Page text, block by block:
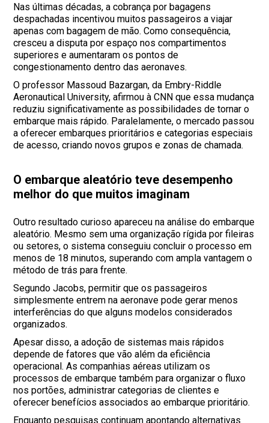
Nas últimas décadas, a cobrança por bagagens
despachadas incentivou muitos passageiros a viajar
apenas com bagagem de mão. Como consequência,
cresceu a disputa por espaço nos compartimentos
superiores e aumentaram os pontos de
congestionamento dentro das aeronaves.
O professor Massoud Bazargan, da Embry-Riddle
Aeronautical University, afirmou à CNN que essa mudança
reduziu significativamente as possibilidades de tornar o
embarque mais rápido. Paralelamente, o mercado passou
a oferecer embarques prioritários e categorias especiais
de acesso, criando novos grupos e zonas de chamada.
O embarque aleatório teve desempenho
melhor do que muitos imaginam
Outro resultado curioso apareceu na análise do embarque
aleatório. Mesmo sem uma organização rígida por fileiras
ou setores, o sistema conseguiu concluir o processo em
menos de 18 minutos, superando com ampla vantagem o
método de trás para frente.
Segundo Jacobs, permitir que os passageiros
simplesmente entrem na aeronave pode gerar menos
interferências do que alguns modelos considerados
organizados.
Apesar disso, a adoção de sistemas mais rápidos
depende de fatores que vão além da eficiência
operacional. As companhias aéreas utilizam os
processos de embarque também para organizar o fluxo
nos portões, administrar categorias de clientes e
oferecer benefícios associados ao embarque prioritário.
Enquanto pesquisas continuam apontando alternativas